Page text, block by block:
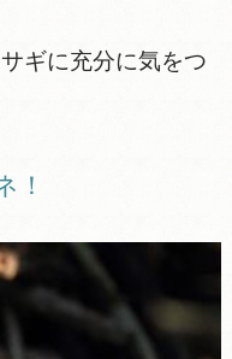
ギに充分に気をつ
！